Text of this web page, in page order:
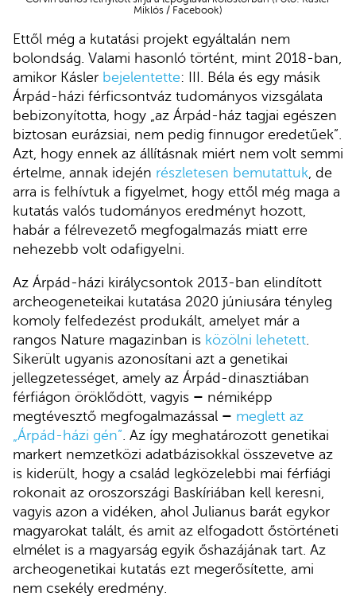
Miklós / Facebook)
Ettől még a kutatási projekt egyáltalán nem
bolondság. Valami hasonló történt, mint 2018-ban,
amikor Kásler bejelentette: III. Béla és egy másik
Árpád-házi férficsontváz tudományos vizsgálata
bebizonyította, hogy „az Árpád-ház tagjai egészen
biztosan eurázsiai, nem pedig finnugor eredetűek”.
Azt, hogy ennek az állításnak miért nem volt semmi
értelme, annak idején részletesen bemutattuk, de
arra is felhívtuk a figyelmet, hogy ettől még maga a
kutatás valós tudományos eredményt hozott,
habár a félrevezető megfogalmazás miatt erre
nehezebb volt odafigyelni.
Az Árpád-házi királycsontok 2013-ban elindított
archeogeneteikai kutatása 2020 júniusára tényleg
komoly felfedezést produkált, amelyet már a
rangos Nature magazinban is közölni lehetett
Sikerült ugyanis azonosítani azt a genetikai
jellegzetességet, amely az Árpád-dinasztiában
férfiágon öröklődött, vagyis – némiképp
megtévesztő megfogalmazással – meglett az
„Árpád-házi gén” . Az így meghatározott genetikai
markert nemzetközi adatbázisokkal összevetve az
is kiderült, hogy a család legközelebbi mai férfiági
rokonait az oroszországi Baskíriában kell keresni,
vagyis azon a vidéken, ahol Julianus barát egykor
magyarokat talált, és amit az elfogadott őstörténeti
elmélet is a magyarság egyik őshazájának tart. Az
archeogenetikai kutatás ezt megerősítette, ami
nem csekély eredmény.